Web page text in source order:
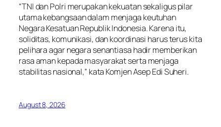
“TNI dan Polri merupakan kekuatan sekaligus pilar
utama kebangsaan dalam menjaga keutuhan
Negara Kesatuan Republik Indonesia. Karena itu,
soliditas, komunikasi, dan koordinasi harus terus kita
pelihara agar negara senantiasa hadir memberikan
rasa aman kepada masyarakat serta menjaga
stabilitas nasional,” kata Komjen Asep Edi Suheri.
August 8, 2026